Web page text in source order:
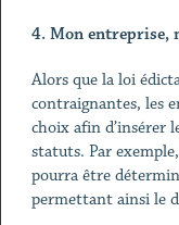
4. Mon entreprise,
Alors que la loi
contraignantes, les
choix afin d’insérer
statuts. Par
pourra être
permettant ainsi le